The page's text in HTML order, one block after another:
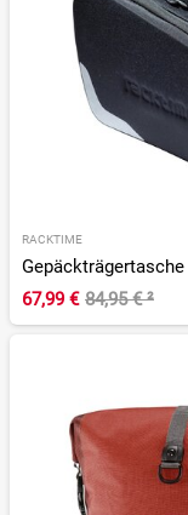
RACKTIME
67,99 € 84,95 €²